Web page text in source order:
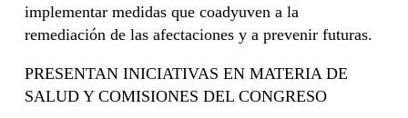
implementar medidas que coadyuven a la
remediación de las afectaciones y a prevenir futuras.
PRESENTAN INICIATIVAS EN MATERIA DE
SALUD Y COMISIONES DEL CONGRESO